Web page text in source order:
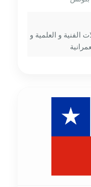
الفنية و العلمية و